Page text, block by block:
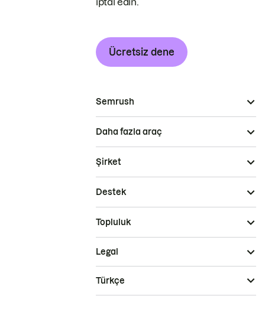
Ücretsiz dene
Semrush
Daha fazla araç
Şirket
Destek
Topluluk
Legal
Türkçe